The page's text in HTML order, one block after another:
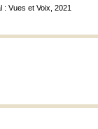
: Vues et Voix, 2021